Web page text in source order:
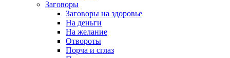
Заговоры
Заговоры на здоровье
На деньги
На желание
Отвороты
Порча и сглаз